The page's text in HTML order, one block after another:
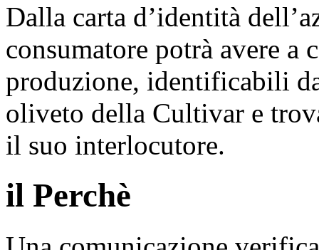
Dalla carta d’identità
consumatore potrà avere
produzione, identificabili
oliveto della Cultivar e
il suo interlocutore.
il Perchè